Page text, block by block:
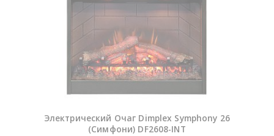
Электрический Очаг Dimplex Symphony 26
(Симфони) DF2608-INT